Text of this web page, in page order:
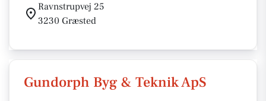
Ravnstrupvej 25
3230 Græsted
Gundorph Byg & Teknik ApS